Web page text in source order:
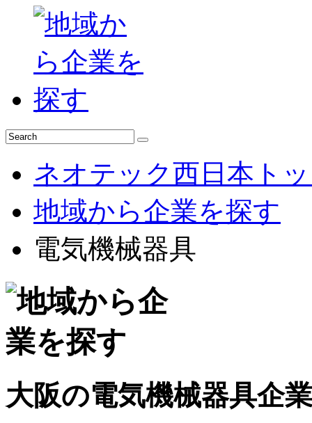
ネオテック西日本ト
地域から企業を探す
電気機械器具
大阪の電気機械器具企